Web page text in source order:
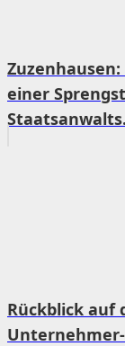
einer
Rückblick auf